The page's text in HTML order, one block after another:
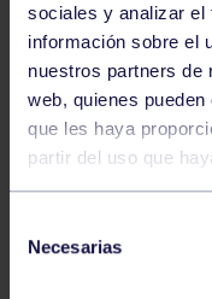
sociales y analizar el
información sobre el
nuestros partners de
web, quienes
que les haya
partir del uso que
Necesarias
Balonmano
LEO
ESPAÑA